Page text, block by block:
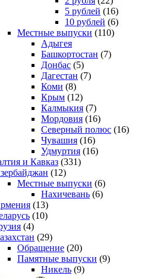
5 рублей (16)
10 рублей (6)
Местные выпуски (110)
Адыгея
Башкортостан (7)
Донбас (5)
Дагестан (7)
Коми (8)
Крым (12)
Калмыкия (7)
Мордовия (16)
Северный полюс (16)
Чувашия (16)
Удмуртия (16)
и Кавказ (331)
(12)
Местные выпуски (6)
Нахичевань (6)
(13)
(10)
(4)
(29)
Обращение (20)
Памятные выпуски (9)
Никель (9)